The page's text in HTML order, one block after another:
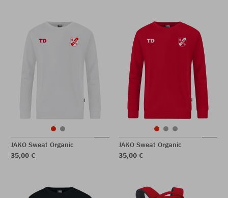
JAKO Sweat Organic
35,00 €
JAKO Sweat Organic
35,00 €